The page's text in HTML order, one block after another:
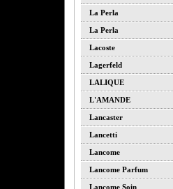
La Perla
La Perla
Lacoste
Lagerfeld
LALIQUE
L'AMANDE
Lancaster
Lancetti
Lancome
Lancome Parfum
Lancome Soin